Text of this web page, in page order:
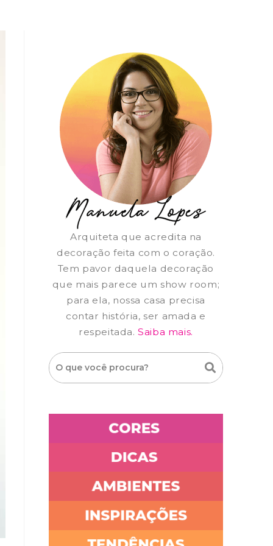
Arquiteta que acredita na
decoração feita com o coração.
Tem pavor daquela decoração
que mais parece um show room;
para ela, nossa casa precisa
contar história, ser amada e
respeitada.Saiba mais.